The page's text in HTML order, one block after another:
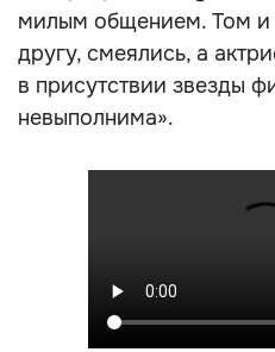
милым общением. Том и
другу, смеялись, а
в присутствии звезды
невыполнима».